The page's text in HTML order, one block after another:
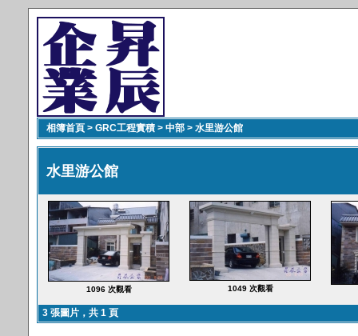
相簿首頁 > GRC工程實積 > 中部 > 水里游公館
水里游公館
1096 次觀看 1049 次觀看
3 張圖片，共 1 頁